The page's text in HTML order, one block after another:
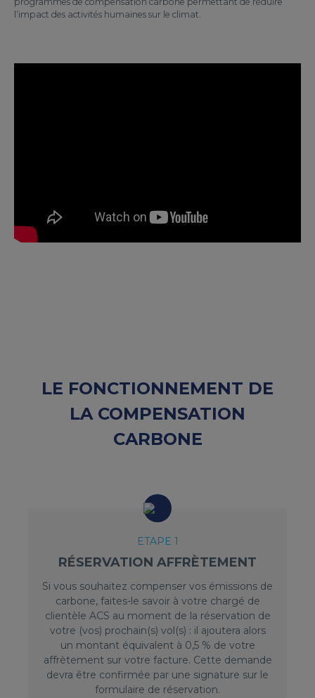
l’impact des activités humaines sur le climat.
LE FONCTIONNEMENT DE
LA COMPENSATION
CARBONE
ETAPE 1
RÉSERVATION AFFRÈTEMENT
Si vous souhaitez compenser vos émissions de
carbone, faites-le savoir à votre chargé de
clientèle ACS au moment de la réservation de
votre (vos) prochain(s) vol(s) : il ajoutera alors
un montant équivalent à 0,5 % de votre
affrètement sur votre facture. Cette demande
devra être confirmée par une signature sur le
formulaire de réservation.